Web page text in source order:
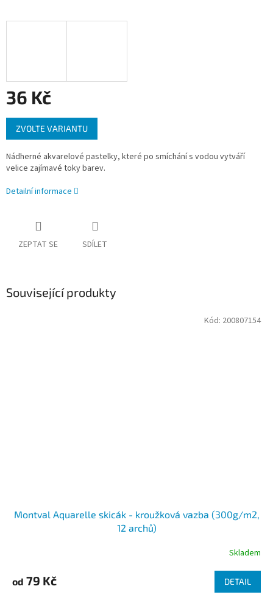
36 Kč
Měrná
cena:
ZVOLTE VARIANTU
Nádherné akvarelové pastelky, které po smíchání s vodou vytváří
velice zajímavé toky barev.
Detailní informace
ZEPTAT SE SDÍLET
Související produkty
Montval Aquarelle skicák - kroužková vazba (300g/m2,
12 archů)
Skladem
od 79 Kč DETAIL
Kód: 200807154